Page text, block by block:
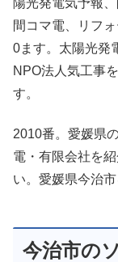
間コマ電、リフ
0ます。太陽光発
NPO法人気工事
す。
2010番。愛媛県
電・有限会社を
い。愛媛県今治
今治市の